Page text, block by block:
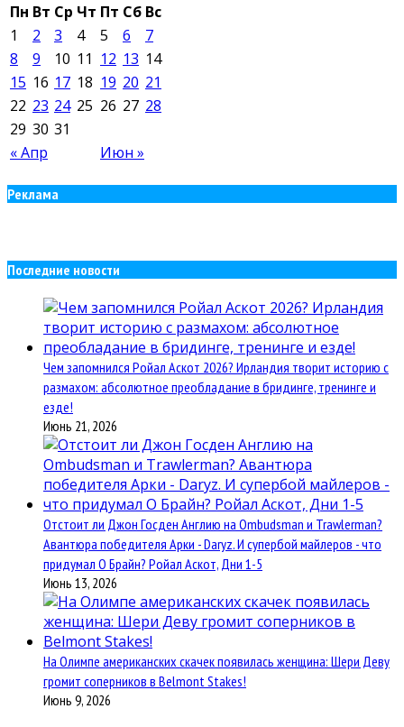
Пн Вт Ср Чт Пт Сб Вс
« Апр Июн »
1 2 3 4 5 6
7
8
9 10 11 12 13 14
15 16 17 18 19 20 21
22 23 24 25 26 27 28
29 30 31
Реклама
Последние новости
Чем запомнился Ройал Аскот 2026? Ирландия творит историю с
размахом: абсолютное преобладание в бридинге, тренинге и
езде!
Июнь 21, 2026
Отстоит ли Джон Госден Англию на Ombudsman и Trawlerman?
Авантюра победителя Арки - Daryz. И супербой майлеров - что
придумал О Брайн? Ройал Аскот, Дни 1-5
Июнь 13, 2026
На Олимпе американских скачек появилась женщина: Шери Деву
громит соперников в Belmont Stakes!
Июнь 9, 2026